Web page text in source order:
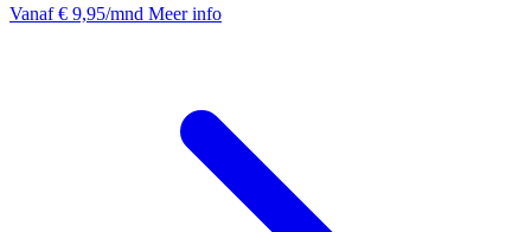
Vanaf€ 9,95/mnd Meer info